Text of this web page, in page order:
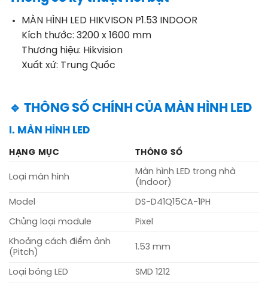
MÀN HÌNH LED HIKVISON P1.53 INDOOR
Kích thước: 3200 x 1600 mm
Thương hiệu: Hikvision
Xuất xứ: Trung Quốc
🔹 THÔNG SỐ CHÍNH CỦA MÀN HÌNH LED
I. MÀN HÌNH LED
HẠNG MỤC THÔNG SỐ
Loại màn hình
Màn hình LED trong nhà
(Indoor)
Model DS-D41Q15CA-1PH
Chủng loại module Pixel
Khoảng cách điểm ảnh
(Pitch)
1.53 mm
Loại bóng LED SMD 1212